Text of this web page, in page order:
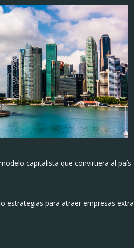
capitalista que convirtiera al país
estrategias para atraer empresas